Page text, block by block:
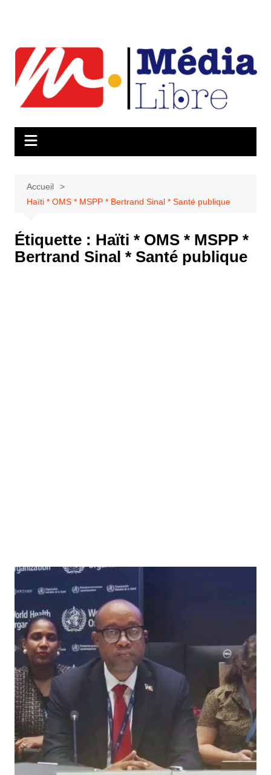
contenu
Accueil
Haïti * OMS * MSPP * Bertrand Sinal * Santé publique
Étiquette : Haïti * OMS * MSPP *
Bertrand Sinal * Santé publique